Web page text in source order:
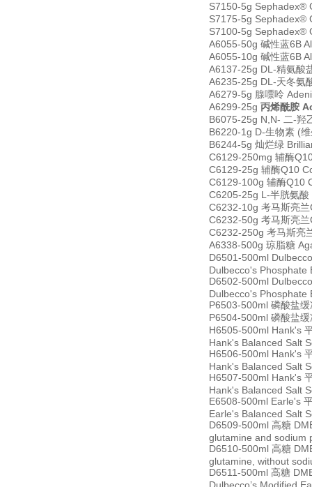
S7150-5g Sephadex®
S7175-5g Sephadex®
S7100-5g Sephadex®
A6055-50g 碱性蓝6B
A6055-10g 碱性蓝6B
A6137-25g DL-精氨酸
A6235-25g DL-天冬氨
A6279-5g 腺嘌呤
A6299-25g 丙烯酰胺
B6075-25g N,N- 二-羟
B6220-1g D-生物素 (
B6244-5g 灿烂绿
C6129-250mg 辅酶
C6129-25g 辅酶Q10
C6129-100g 辅酶Q10
C6205-25g L-半胱氨
C6232-10g 考马斯亮
C6232-50g 考马斯亮
C6232-250g 考马斯亮
A6338-500g 琼脂糖
D6501-500ml
Dulbecco's Phosphate
D6502-500ml
Dulbecco's Phosphate
P6503-500ml 磷酸盐
P6504-500ml 磷酸盐
H6505-500ml Hank's
Hank's Balanced Salt
H6506-500ml Hank's
Hank's Balanced Salt
H6507-500ml Hank's
Hank's Balanced Salt
E6508-500ml Earle's
Earle's Balanced Salt
D6509-500ml 高糖
glutamine and sodium
D6510-500ml 高糖
glutamine, without
D6511-500ml 高糖